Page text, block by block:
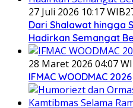
27 Juli 2026 10:17 WIB
Dari Shalawat hingga
Hadirkan Semangat
28 Maret 2026 04:07
IFMAC WOODMAC 2026